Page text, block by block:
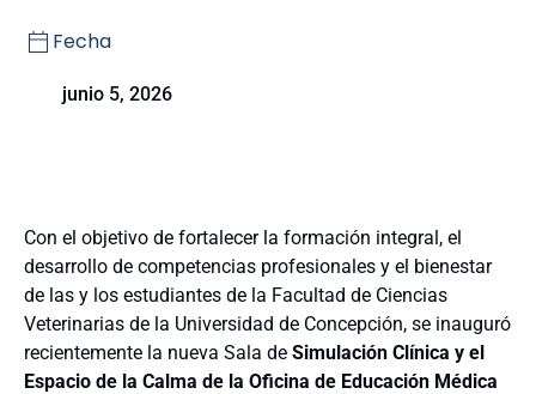
Fecha
junio 5, 2026
Con el objetivo de fortalecer la formación integral, el
desarrollo de competencias profesionales y el bienestar
de las y los estudiantes de la Facultad de Ciencias
Veterinarias de la Universidad de Concepción, se inauguró
recientemente la nueva Sala de Simulación Clínica y el
Espacio de la Calma de la Oficina de Educación Médica